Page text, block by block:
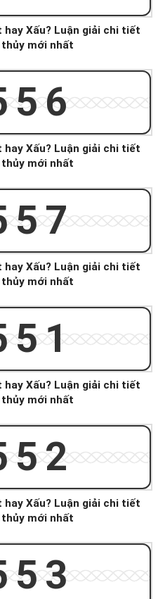
hay Xấu? Luận giải chi tiết
mới nhất
hay Xấu? Luận giải chi tiết
mới nhất
hay Xấu? Luận giải chi tiết
mới nhất
hay Xấu? Luận giải chi tiết
mới nhất
hay Xấu? Luận giải chi tiết
mới nhất